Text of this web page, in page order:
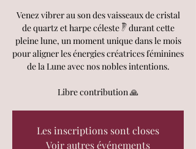
Venez vibrer au son des vaisseaux de cristal
de quartz et harpe céleste 𓏢 durant cette
pleine lune, un moment unique dans le mois
pour aligner les énergies créatrices féminines
de la Lune avec nos nobles intentions.
Libre contribution 🙏
Les inscriptions sont closes
Voir autres événements